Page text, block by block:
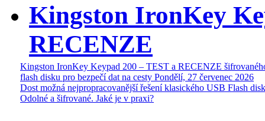
Kingston IronKey
RECENZE
Kingston IronKey Keypad 200 – TEST a RECENZE
flash disku pro bezpečí dat na cesty Pondělí, 27 červenec 2026
Dost možná nejpropracovanější řešení klasického USB Flash
Odolné a šifrované. Jaké je v praxi?